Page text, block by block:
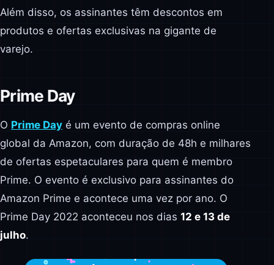
Além disso, os assinantes têm descontos em
produtos e ofertas exclusivas na gigante de
varejo.
Prime Day
O Prime Day é um evento de compras online
global da Amazon, com duração de 48h e milhares
de ofertas espetaculares para quem é membro
Prime. O evento é exclusivo para assinantes do
Amazon Prime e acontece uma vez por ano. O
Prime Day 2022 aconteceu nos dias 12 e 13 de
julho.